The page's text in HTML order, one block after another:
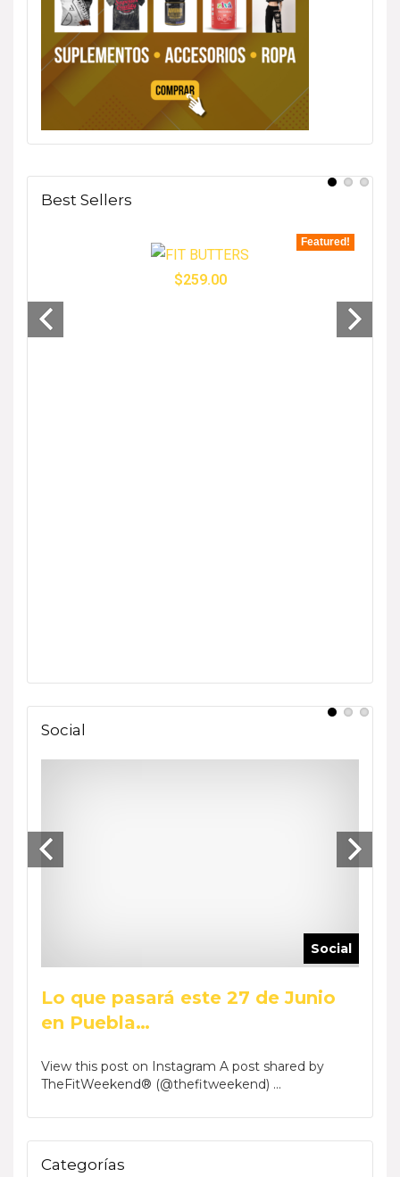
Best Sellers
Featured!
$259.00
Social
Social
Lo que pasará este 27 de Junio
en Puebla…
View this post on Instagram A post shared by
TheFitWeekend® (@thefitweekend) ...
Categorías